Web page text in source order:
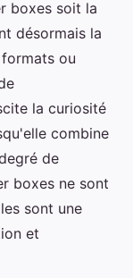
boxes soit la
désormais la
ou
la curiosité
combine
de
boxes ne sont
sont une
et